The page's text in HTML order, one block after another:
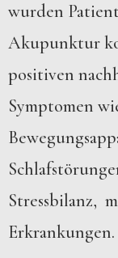
wurden
Akupunktur
positiven
Symptomen
Stressbilanz,
Erkrankungen.